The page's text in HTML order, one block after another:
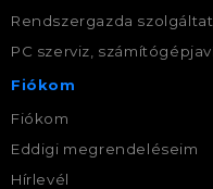
Rendszergazda
PC szerviz,
Fiókom
Fiókom
Eddigi megrendeléseim
Hírlevél